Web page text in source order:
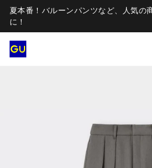
夏本番！バルーンパンツなど、人気の
に！